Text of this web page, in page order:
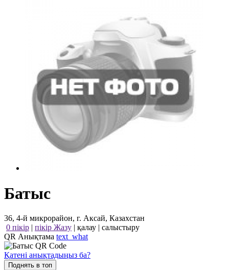
Батыс
36, 4-й микрорайон, г. Аксай, Казахстан
0 пікір | пікір Жазу | қалау | салыстыру
QR Анықтама text_what
Қатені анықтадыңыз ба?
Поднять в топ